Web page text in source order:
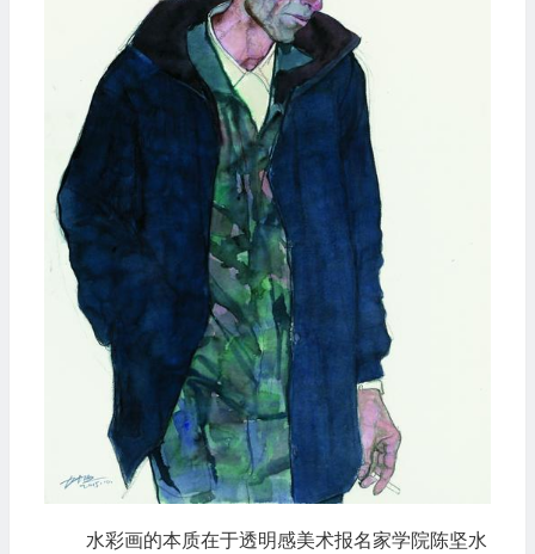
水彩画的本质在于透明感美术报名家学院陈坚水